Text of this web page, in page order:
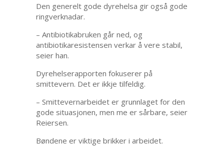
Den generelt gode dyrehelsa gir også gode
ringverknadar.
– Antibiotikabruken går ned, og
antibiotikaresistensen verkar å vere stabil,
seier han.
Dyrehelserapporten fokuserer på
smittevern. Det er ikkje tilfeldig.
– Smittevernarbeidet er grunnlaget for den
gode situasjonen, men me er sårbare, seier
Reiersen.
Bøndene er viktige brikker i arbeidet.